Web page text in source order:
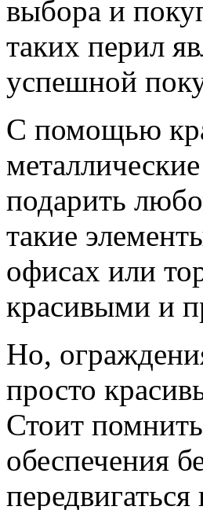
выбора и
таких перил
успешной
С помощью
подарить
такие
офисах или
красивыми и
Но,
просто
Стоит
обеспечения